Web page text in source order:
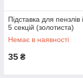
Підставка для пензлів
5 секцій (золотиста)
Немає в наявності
35 ₴